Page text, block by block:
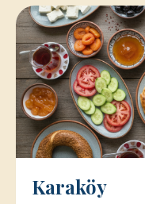
Karaköy